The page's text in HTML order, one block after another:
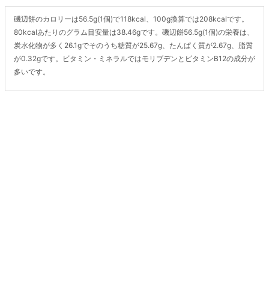
磯辺餅のカロリーは56.5g(1個)で118kcal、100g換算では208kcalです。
80kcalあたりのグラム目安量は38.46gです。磯辺餅56.5g(1個)の栄養は、
炭水化物が多く26.1gでそのうち糖質が25.67g、たんぱく質が2.67g、脂質
が0.32gです。ビタミン・ミネラルではモリブデンとビタミンB12の成分が
多いです。